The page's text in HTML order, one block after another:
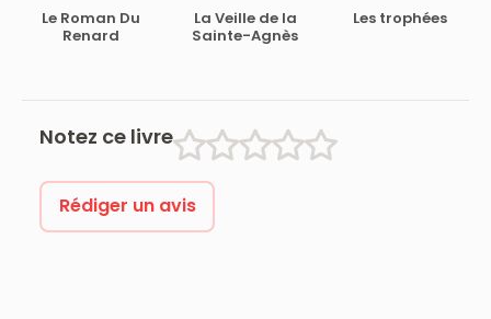
Le Roman Du
Renard
La Veille de la
Sainte-Agnès
Les trophées
Notez ce livre
Rédiger un avis